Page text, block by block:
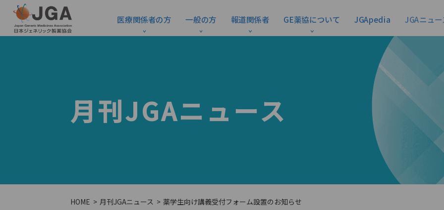
医療関係者の方 一般の方 報道関係者 GE薬協について JGApedia JGAニュー
月刊JGAニュース
HOME 月刊JGAニュース 薬学生向け講義受付フォーム設置のお知らせ